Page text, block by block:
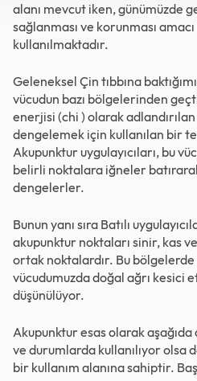
alanı mevcut iken, günümüzde
sağlanması ve korunması amacı
kullanılmaktadır.
Geleneksel Çin tıbbına
vücudun bazı bölgelerinden
enerjisi (chi ) olarak adlandırılan
dengelemek için kullanılan bir
Akupunktur uygulayıcıları, bu
belirli noktalara iğneler
dengelerler.
Bunun yanı sıra Batılı
akupunktur noktaları sinir, kas
ortak noktalardır. Bu bölgelerde
vücudumuzda doğal ağrı kesici
düşünülüyor.
Akupunktur esas olarak aşağıda
ve durumlarda kullanılıyor olsa
bir kullanım alanına sahiptir.